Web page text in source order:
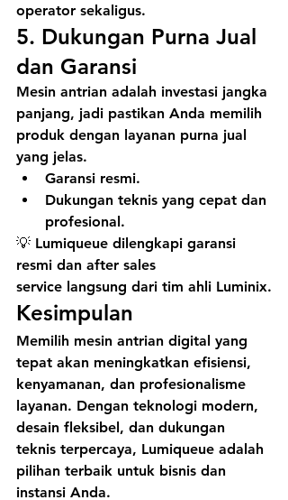
operator sekaligus.
5. Dukungan Purna Jual
dan Garansi
Mesin antrian adalah investasi jangka
panjang, jadi pastikan Anda memilih
produk dengan layanan purna jual
yang jelas.
Garansi resmi.
Dukungan teknis yang cepat dan
profesional.
💡 Lumiqueue dilengkapi garansi
resmi dan after sales
service langsung dari tim ahli Luminix.
Kesimpulan
Memilih mesin antrian digital yang
tepat akan meningkatkan efisiensi,
kenyamanan, dan profesionalisme
layanan. Dengan teknologi modern,
desain fleksibel, dan dukungan
teknis terpercaya, Lumiqueue adalah
pilihan terbaik untuk bisnis dan
instansi Anda.